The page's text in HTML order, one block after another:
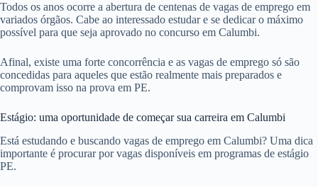
Todos os anos ocorre a abertura de centenas de vagas de emprego em
variados órgãos. Cabe ao interessado estudar e se dedicar o máximo
possível para que seja aprovado no concurso em Calumbi.
Afinal, existe uma forte concorrência e as vagas de emprego só são
concedidas para aqueles que estão realmente mais preparados e
comprovam isso na prova em PE.
Estágio: uma oportunidade de começar sua carreira em Calumbi
Está estudando e buscando vagas de emprego em Calumbi? Uma dica
importante é procurar por vagas disponíveis em programas de estágio
PE.